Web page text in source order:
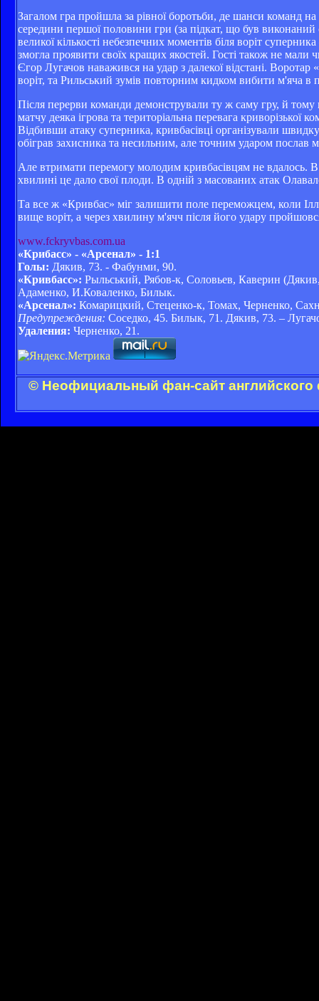
Загалом гра пройшла за рівної боротьби, де шанси команд
середини першої половини гри (за підкат, що був
великої кількості небезпечних моментів біля воріт
змогла проявити своїх кращих якостей. Гості також не мали
Єгор Лугачов наважився на удар з далекої відстані.
воріт, та Рильський зумів повторним кидком вибити м'яча в
Після перерви команди демонстрували ту ж саму гру, й
матчу деяка ігрова та територіальна перевага
Відбивши атаку суперника, кривбасівці організували
обіграв захисника та несильним, але точним ударом послав
Але втримати перемогу молодим кривбасівцям не вдалось.
хвилині це дало свої плоди. В одній з масованих атак
Та все ж «Кривбас» міг залишити поле переможцем, коли
вище воріт, а через хвилину м'ячч після його удару
www.fckryvbas.com.ua
«Крибасс» - «Арсенал» - 1:1
Голы: Дякив, 73. - Фабунми, 90.
«Кривбаcс»: Рыльський, Рябов-к, Соловьев, Каверин
Адаменко, И.Коваленко, Билык.
«Арсенал»: Комарицкий, Стеценко-к, Томах, Черненко,
Предупреждения: Соседко, 45. Билык, 71. Дякив, 73. –
Удаления: Черненко, 21.
© Неофициальный фан-сайт английского